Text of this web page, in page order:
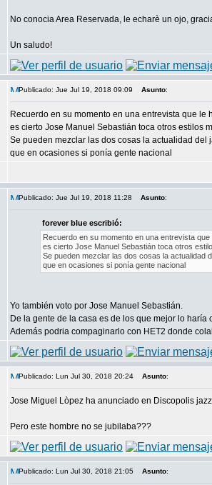
No conocia Area Reservada, le echarè un ojo,
Un saludo!
Publicado: Jue Jul 19, 2018 09:09 Asunto:
Recuerdo en su momento en una entrevista que
es cierto Jose Manuel Sebastián toca otros estilos
Se pueden mezclar las dos cosas la actualidad
que en ocasiones si ponía gente nacional
Publicado: Jue Jul 19, 2018 11:28 Asunto:
forever blue escribió:
Recuerdo en su momento en una entrevista
es cierto Jose Manuel Sebastián toca otros
Se pueden mezclar las dos cosas la actualidad
que en ocasiones si ponía gente nacional
Yo también voto por Jose Manuel Sebastián.
De la gente de la casa es de los que mejor lo
Además podria compaginarlo con HET2 donde
Publicado: Lun Jul 30, 2018 20:24 Asunto:
Jose Miguel Lòpez ha anunciado en Discopolis
Pero este hombre no se jubilaba???
Publicado: Lun Jul 30, 2018 21:05 Asunto: